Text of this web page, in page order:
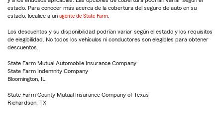
estado. Para conocer más acerca de la cobertura del seguro de auto en su
estado, localice a un agente de State Farm
Los descuentos y su disponibilidad podrían variar según el estado y los requisitos
de elegibilidad. No todos los vehículos ni conductores son elegibles para obtener
descuentos.
State Farm Mutual Automobile Insurance Company
State Farm Indemnity Company
Bloomington, IL
State Farm County Mutual Insurance Company of Texas
Richardson, TX